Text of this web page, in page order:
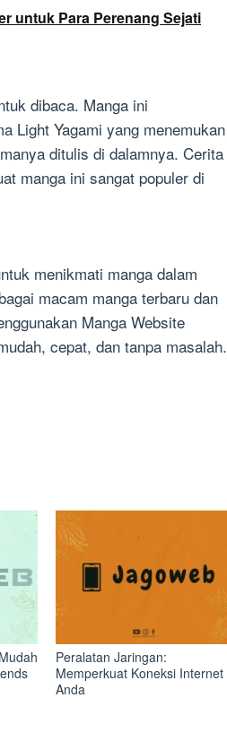
untuk Para Perenang Sejati
dibaca. Manga ini
Light Yagami yang menemukan
ditulis di dalamnya. Cerita
manga ini sangat populer di
menikmati manga dalam
macam manga terbaru dan
Manga Website
cepat, dan tanpa masalah.
Peralatan Jaringan:
Memperkuat Koneksi Internet
Anda